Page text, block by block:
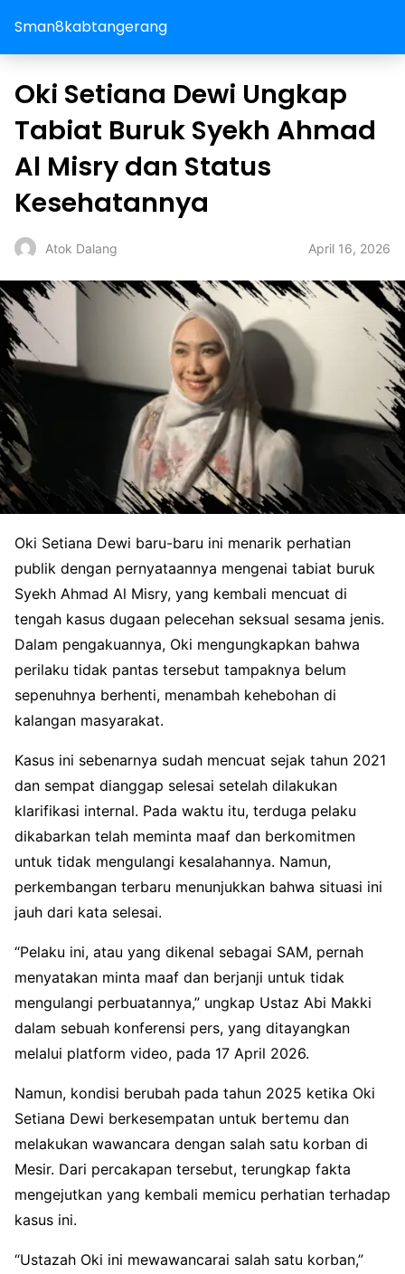
Sman8kabtangerang
Oki Setiana Dewi Ungkap
Tabiat Buruk Syekh Ahmad
Al Misry dan Status
Kesehatannya
Atok Dalang April 16, 2026
Oki Setiana Dewi baru-baru ini menarik perhatian
publik dengan pernyataannya mengenai tabiat buruk
Syekh Ahmad Al Misry, yang kembali mencuat di
tengah kasus dugaan pelecehan seksual sesama jenis.
Dalam pengakuannya, Oki mengungkapkan bahwa
perilaku tidak pantas tersebut tampaknya belum
sepenuhnya berhenti, menambah kehebohan di
kalangan masyarakat.
Kasus ini sebenarnya sudah mencuat sejak tahun 2021
dan sempat dianggap selesai setelah dilakukan
klarifikasi internal. Pada waktu itu, terduga pelaku
dikabarkan telah meminta maaf dan berkomitmen
untuk tidak mengulangi kesalahannya. Namun,
perkembangan terbaru menunjukkan bahwa situasi ini
jauh dari kata selesai.
“Pelaku ini, atau yang dikenal sebagai SAM, pernah
menyatakan minta maaf dan berjanji untuk tidak
mengulangi perbuatannya,” ungkap Ustaz Abi Makki
dalam sebuah konferensi pers, yang ditayangkan
melalui platform video, pada 17 April 2026.
Namun, kondisi berubah pada tahun 2025 ketika Oki
Setiana Dewi berkesempatan untuk bertemu dan
melakukan wawancara dengan salah satu korban di
Mesir. Dari percakapan tersebut, terungkap fakta
mengejutkan yang kembali memicu perhatian terhadap
kasus ini.
“Ustazah Oki ini mewawancarai salah satu korban,”